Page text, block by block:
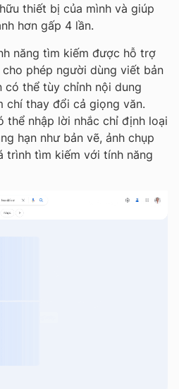
thiết bị của mình và giúp
hơn gấp 4 lần.
năng tìm kiếm được hỗ trợ
cho phép người dùng viết bản
có thể tùy chỉnh nội dung
chí thay đổi cả giọng văn.
thể nhập lời nhắc chỉ định loại
hạn như bản vẽ, ảnh chụp
trình tìm kiếm với tính năng